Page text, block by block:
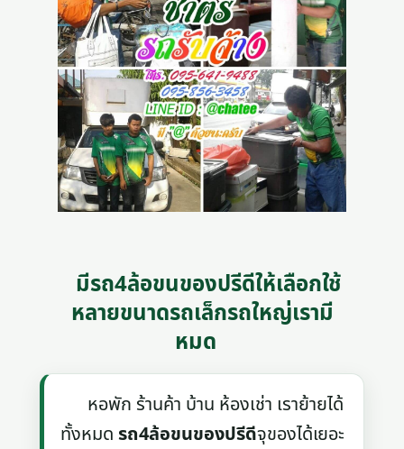
มีรถ4ล้อขนของปรีดีให้เลือกใช้
หลายขนาดรถเล็กรถใหญ่เรามี
หมด
หอพัก ร้านค้า บ้าน ห้องเช่า เราย้ายได้
ทั้งหมดรถ4ล้อขนของปรีดีจุของได้เยอะ